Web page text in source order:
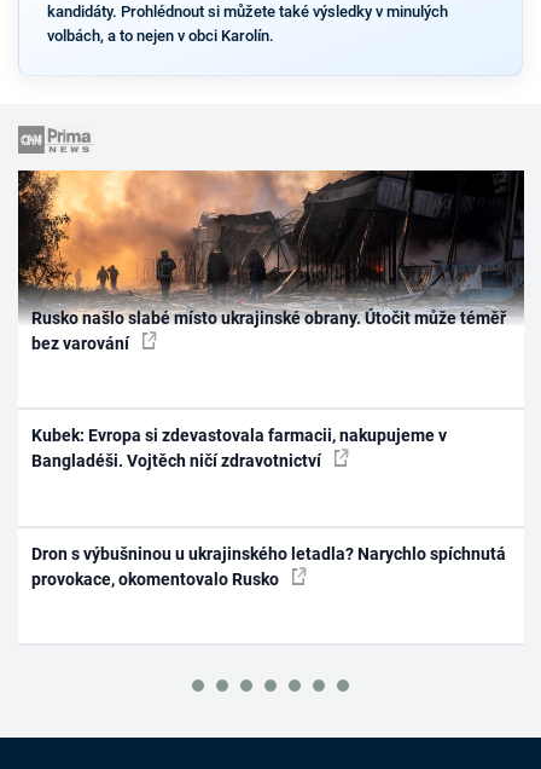
kandidáty. Prohlédnout si můžete také výsledky v minulých
volbách, a to nejen v obci Karolín.
Rusko našlo slabé místo ukrajinské obrany. Útočit může téměř
bez varování
Kubek: Evropa si zdevastovala farmacii, nakupujeme v
Bangladéši. Vojtěch ničí zdravotnictví
Dron s výbušninou u ukrajinského letadla? Narychlo spíchnutá
provokace, okomentovalo Rusko